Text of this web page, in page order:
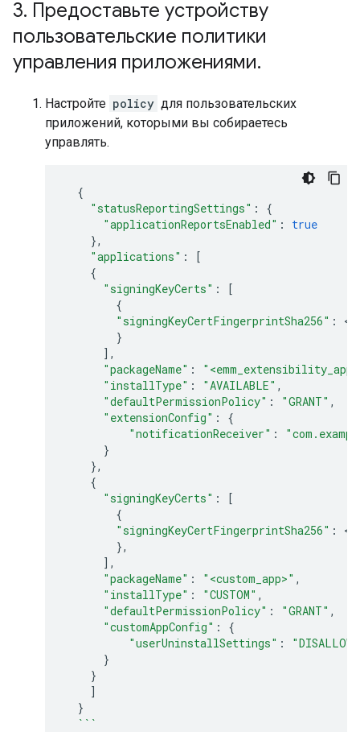
3. Предоставьте устройству
пользовательские политики
управления приложениями.
Настройте policy для пользовательских
приложений, которыми вы собираетесь
управлять.
{
"statusReportingSettings" :
{
"applicationReportsEnabled" :
true
},
"applications" :
[
{
"signingKeyCerts" :
[
{
"signingKeyCertFingerprintSha256" : <
}
],
"packageName" :
"installType" : "AVAILABLE" ,
"defaultPermissionPolicy" : "GRANT" ,
"extensionConfig" :
{
"notificationReceiver" :
}
},
{
"signingKeyCerts" :
[
{
"signingKeyCertFingerprintSha256" : <
},
],
"packageName" : "<custom_app>" ,
"installType" : "CUSTOM" ,
"defaultPermissionPolicy" : "GRANT" ,
"customAppConfig" :
{
"userUninstallSettings" :
}
}
]
}
```